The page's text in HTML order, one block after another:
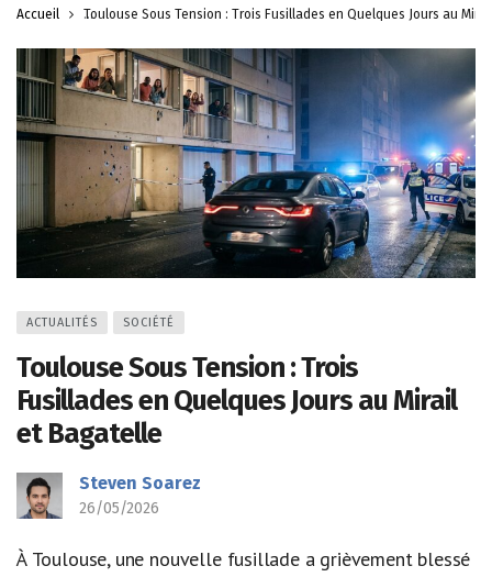
Accueil Toulouse Sous Tension : Trois Fusillades en Quelques Jours au
ACTUALITÉS SOCIÉTÉ
Toulouse Sous Tension : Trois
Fusillades en Quelques Jours au Mirail
et Bagatelle
Steven Soarez
26/05/2026
À Toulouse, une nouvelle fusillade a grièvement blessé